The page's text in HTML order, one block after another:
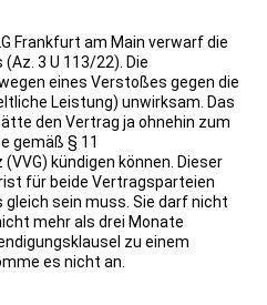
Frankfurt am Main verwarf die
3 U 113/22). Die
eines Verstoßes gegen die
Leistung) unwirksam. Das
den Vertrag ja ohnehin zum
gemäß § 11
kündigen können. Dieser
für beide Vertragsparteien
sein muss. Sie darf nicht
mehr als drei Monate
zu einem
es nicht an.